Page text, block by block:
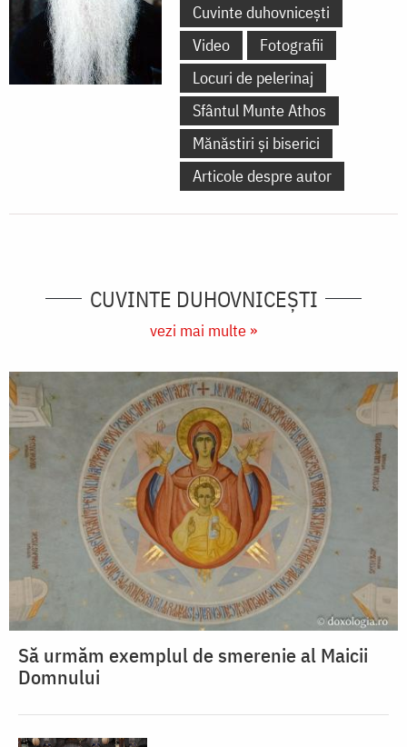
Cuvinte duhovnicești
Video
Fotografii
Locuri de pelerinaj
Sfântul Munte Athos
Mănăstiri și biserici
Articole despre autor
CUVINTE DUHOVNICEȘTI
vezi mai multe »
Să urmăm exemplul de smerenie al Maicii
Domnului